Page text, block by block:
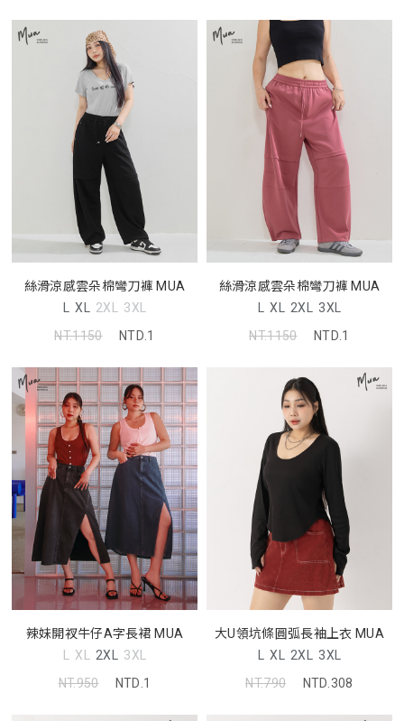
絲滑涼感雲朵棉彎刀褲 MUA
L XL 2XL 3XL
NT.1150
NTD.1
絲滑涼感雲朵棉彎刀褲 MUA
L XL 2XL 3XL
NT.1150
NTD.1
辣妹開衩牛仔A字長裙 MUA
L XL 2XL 3XL
NT.950
NTD.1
大U領坑條圓弧長袖上衣 MUA
L XL 2XL 3XL
NT.790
NTD.308